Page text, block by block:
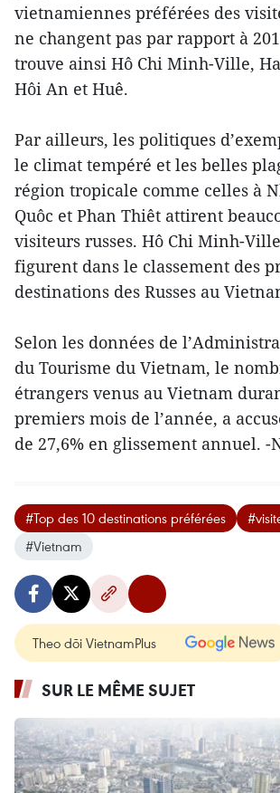
vietnamiennes préférées des
ne changent pas par rapport à
trouve ainsi Hô Chi Minh-Ville,
Hôi An et Huê.
Par ailleurs, les politiques
le climat tempéré et les belles
région tropicale comme celles à
Quôc et Phan Thiêt attirent
visiteurs russes. Hô Chi Minh-
figurent dans le classement des
destinations des Russes au
Selon les données de
du Tourisme du Vietnam, le
étrangers venus au Vietnam
premiers mois de l’année, a
de 27,6% en glissement annuel. -
#Top des 10 destinations préférées
#Vietnam
Theo dõi VietnamPlus
SUR LE MÊME SUJET